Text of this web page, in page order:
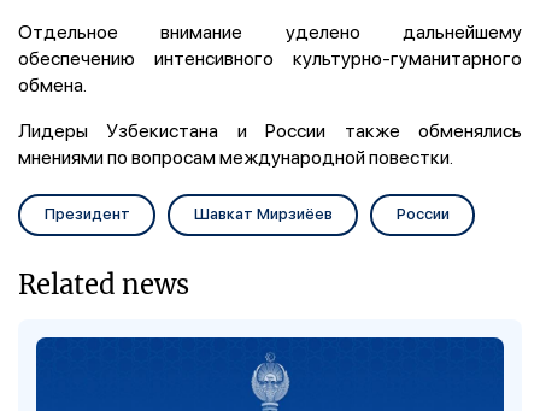
Отдельное внимание уделено дальнейшему
обеспечению интенсивного культурно-гуманитарного
обмена.
Лидеры Узбекистана и России также обменялись
мнениями по вопросам международной повестки.
Президент Шавкат Мирзиёев России
Related news